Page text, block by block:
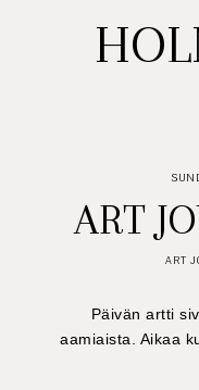
ART
ART
Päivän artti
aamiaista. Aikaa